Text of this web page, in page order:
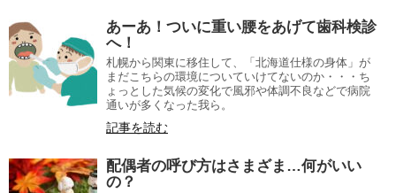
あーあ！ついに重い腰をあげて歯科検診
へ！
札幌から関東に移住して、「北海道仕様の身体」が
まだこちらの環境についていけてないのか・・・ち
ょっとした気候の変化で風邪や体調不良などで病院
通いが多くなった我ら。
記事を読む
配偶者の呼び方はさまざま…何がいい
の？